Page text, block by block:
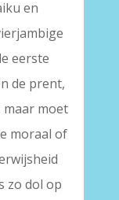
en
eerste
de prent,
maar moet
moraal of
zo dol op